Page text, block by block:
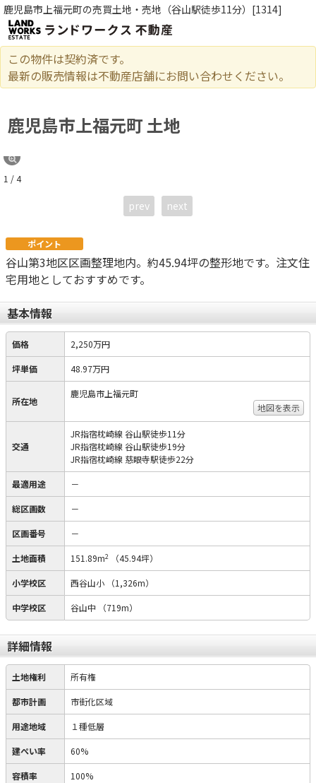
鹿児島市上福元町の売買土地・売地（谷山駅徒歩11分）[1314]
この物件は契約済です。
最新の販売情報は不動産店舗にお問い合わせください。
鹿児島市上福元町 土地
1 / 4
prev next
ポイント
谷山第3地区区画整理地内。約45.94坪の整形地です。注文住
宅用地としておすすめです。
基本情報
価格 2,250万円
坪単価 48.97万円
所在地
鹿児島市上福元町
地図を表示
交通
JR指宿枕崎線 谷山駅徒歩11分
JR指宿枕崎線 谷山駅徒歩19分
JR指宿枕崎線 慈眼寺駅徒歩22分
最適用途 －
総区画数 －
区画番号 －
土地面積 151.89m2 （45.94坪）
小学校区 西谷山小 （1,326m）
中学校区 谷山中 （719m）
詳細情報
土地権利 所有権
都市計画 市街化区域
用途地域 １種低層
建ぺい率 60%
容積率 100%